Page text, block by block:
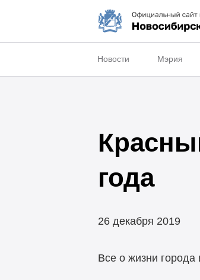
Новости Мэрия
года
26 декабря 2019
Все о жизни города